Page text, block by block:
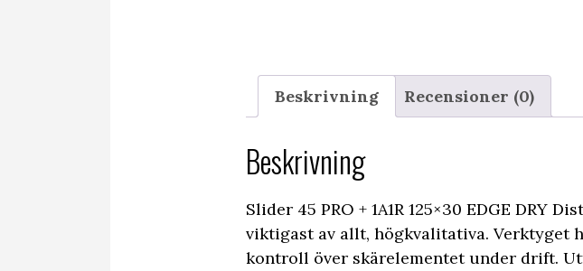
Beskrivning Recensioner (0)
Beskrivning
Slider 45 PRO + 1A1R 125×30 EDGE DRY
viktigast av allt, högkvalitativa. Verktyget
kontroll över skärelementet under drift.